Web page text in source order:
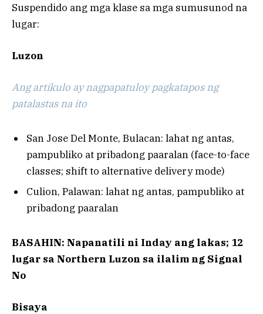
Suspendido ang mga klase sa mga sumusunod na
lugar:
Luzon
Ang artikulo ay nagpapatuloy pagkatapos ng
patalastas na ito
San Jose Del Monte, Bulacan: lahat ng antas,
pampubliko at pribadong paaralan (face-to-face
classes; shift to alternative delivery mode)
Culion, Palawan: lahat ng antas, pampubliko at
pribadong paaralan
BASAHIN: Napanatili ni Inday ang lakas; 12
lugar sa Northern Luzon sa ilalim ng Signal
No
Bisaya